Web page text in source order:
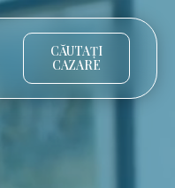
CĂUTAȚI
CAZARE